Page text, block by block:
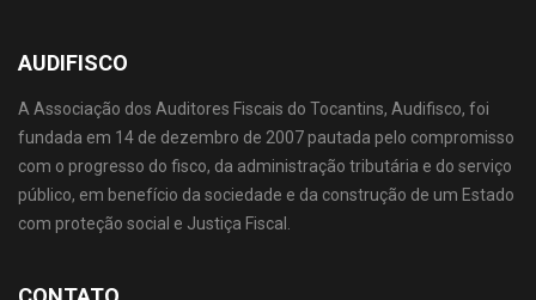
AUDIFISCO
A Associação dos Auditores Fiscais do Tocantins, Audifisco, foi
fundada em 14 de dezembro de 2007 pautada pelo compromisso
com o progresso do fisco, da administração tributária e do serviço
público, em benefício da sociedade e da construção de um Estado
com proteção social e Justiça Fiscal.